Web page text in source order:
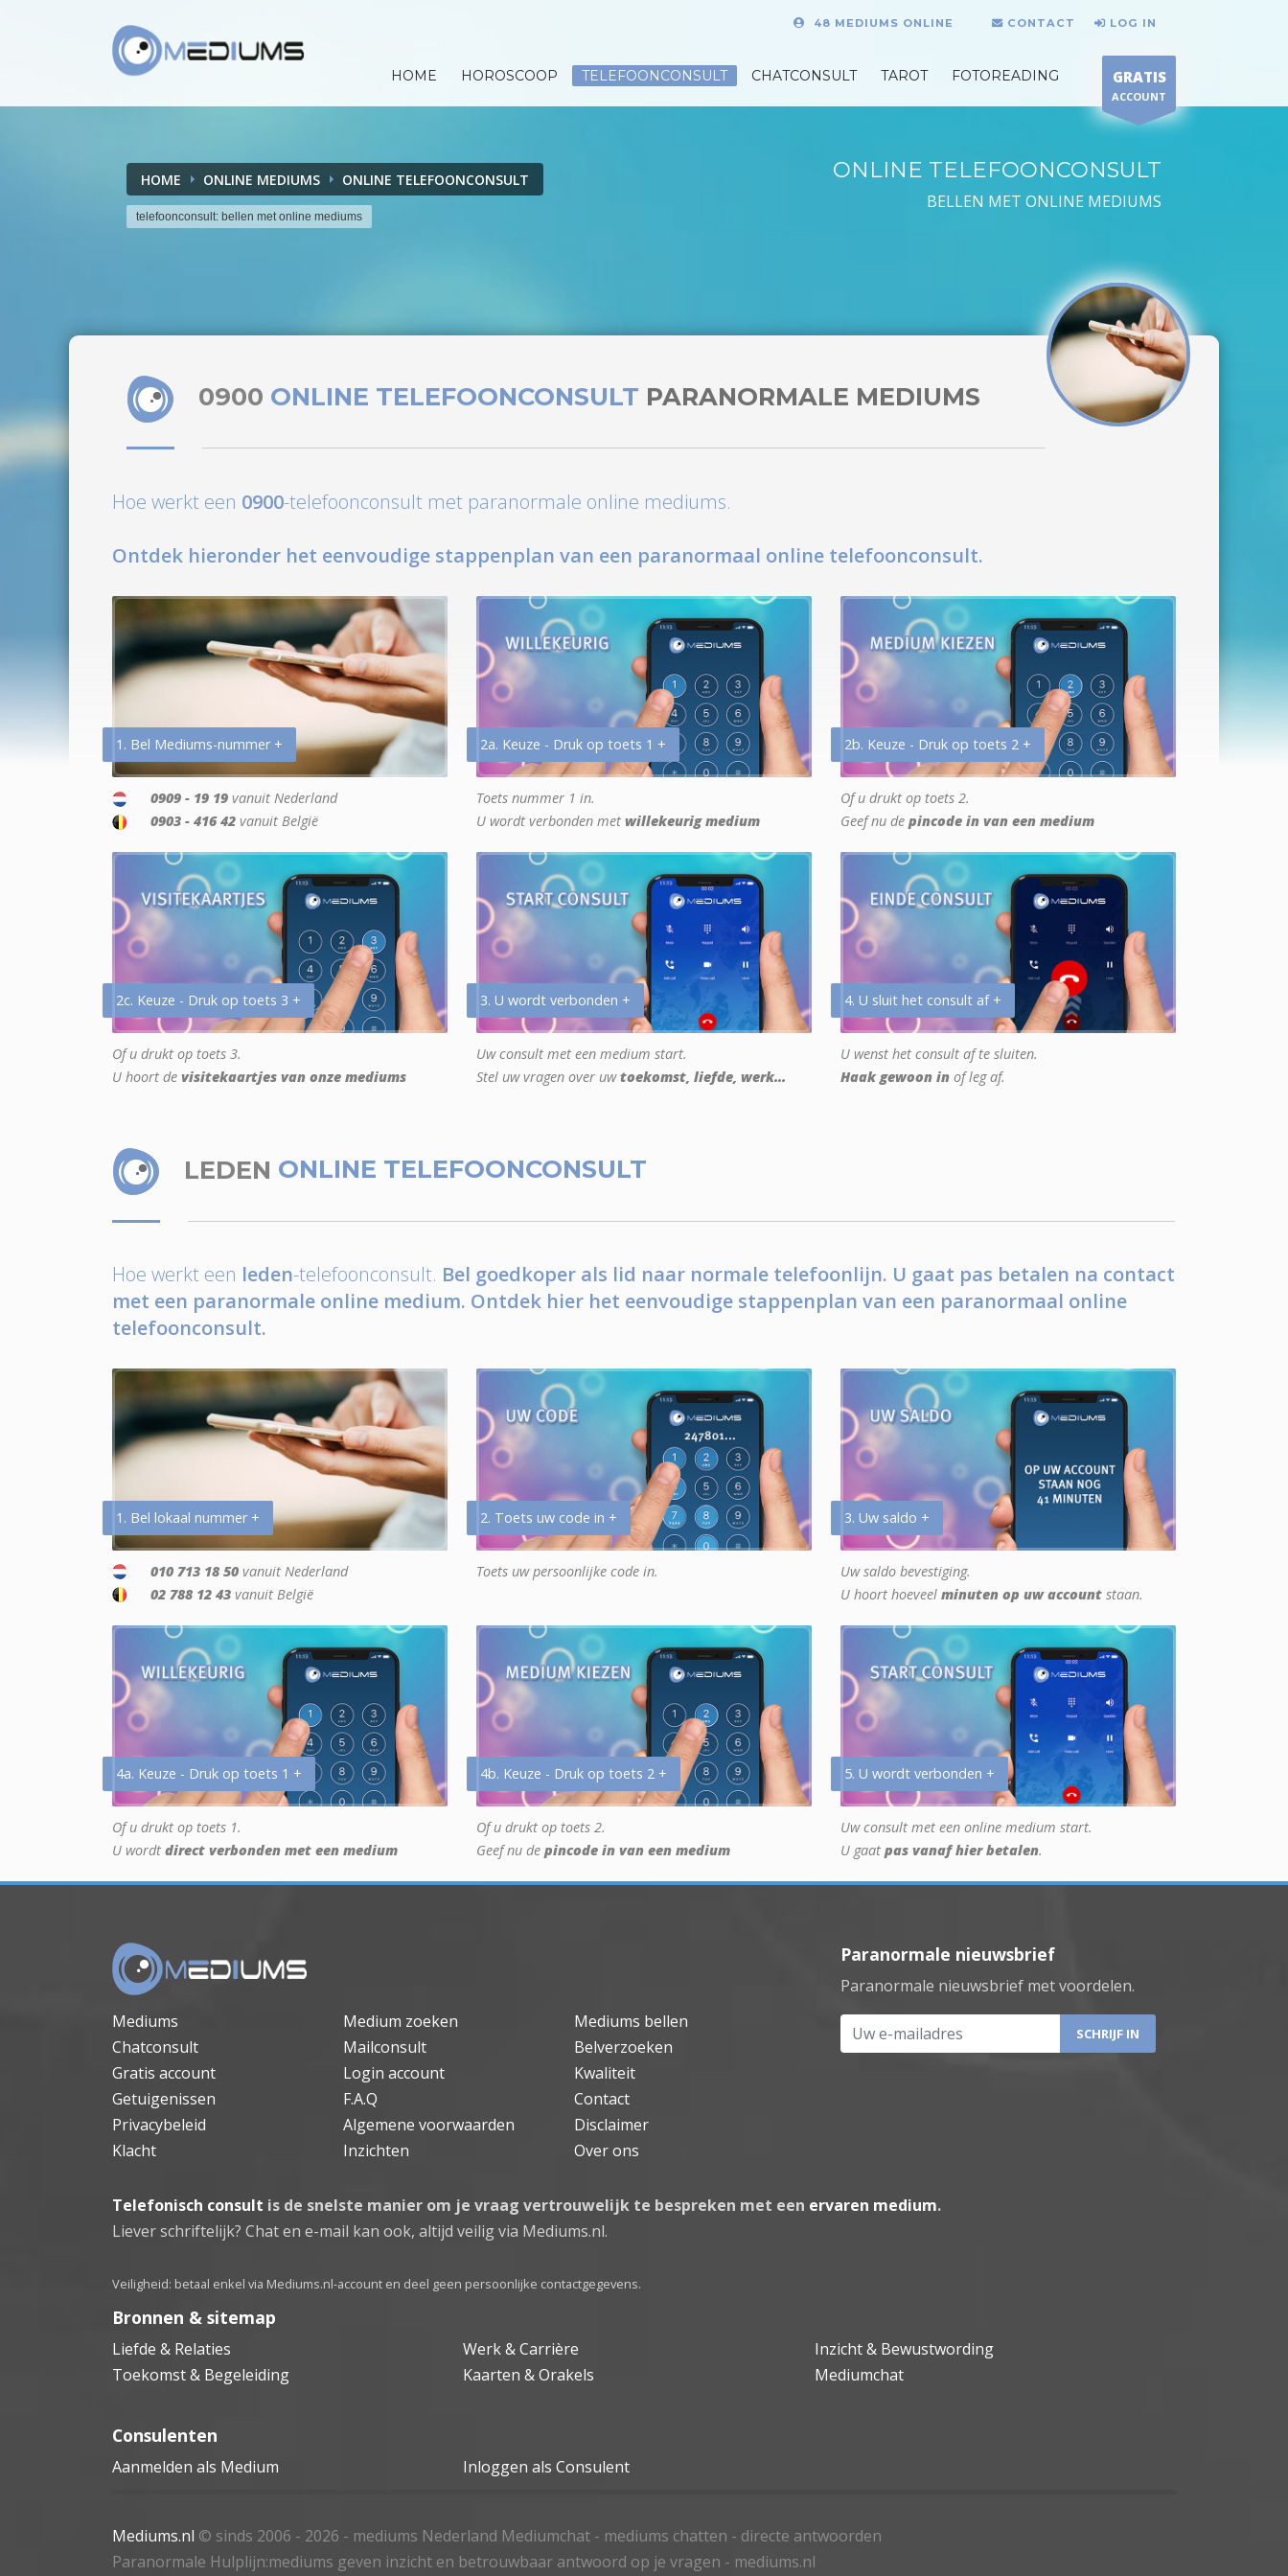
48 MEDIUMS ONLINE CONTACT LOG IN
HOME HOROSCOOP TELEFOONCONSULT CHATCONSULT TAROT FOTOREADING GRATIS
ACCOUNT
HOME ONLINE MEDIUMS ONLINE TELEFOONCONSULT
telefoonconsult: bellen met online mediums
ONLINE TELEFOONCONSULT
BELLEN MET ONLINE MEDIUMS
0900 ONLINE TELEFOONCONSULT PARANORMALE MEDIUMS
Hoe werkt een 0900-telefoonconsult met paranormale online mediums.
Ontdek hieronder het eenvoudige stappenplan van een paranormaal online telefoonconsult.
1. Bel Mediums-nummer +
0909 - 19 19 vanuit Nederland
0903 - 416 42 vanuit België
2a. Keuze - Druk op toets 1 +
Toets nummer 1 in.
U wordt verbonden met willekeurig medium
2b. Keuze - Druk op toets 2 +
Of u drukt op toets 2.
Geef nu de pincode in van een medium
2c. Keuze - Druk op toets 3 +
Of u drukt op toets 3.
U hoort de visitekaartjes van onze mediums
3. U wordt verbonden +
Uw consult met een medium start.
Stel uw vragen over uwtoekomst, liefde, werk...
4. U sluit het consult af +
U wenst het consult af te sluiten.
Haak gewoon in of leg af.
LEDEN ONLINE TELEFOONCONSULT
Hoe werkt een leden-telefoonconsult. Bel goedkoper als lid naar normale telefoonlijn. U gaat pas betalen na contact
met een paranormale online medium. Ontdek hier het eenvoudige stappenplan van een paranormaal online
telefoonconsult.
1. Bel lokaal nummer +
010 713 18 50 vanuit Nederland
02 788 12 43 vanuit België
2. Toets uw code in +
Toets uw persoonlijke code in.
3. Uw saldo +
Uw saldo bevestiging.
U hoort hoeveel minuten op uw account staan.
4a. Keuze - Druk op toets 1 +
Of u drukt op toets 1.
U wordt direct verbonden met een medium
4b. Keuze - Druk op toets 2 +
Of u drukt op toets 2.
Geef nu de pincode in van een medium
5. U wordt verbonden +
Uw consult met een online medium start.
U gaat pas vanaf hier betalen.
Mediums Medium zoeken
Mediums bellen
Chatconsult
Mailconsult
Belverzoeken
Gratis account
Login account
Kwaliteit
Getuigenissen
F.A.Q
Contact
Privacybeleid
Algemene voorwaarden
Disclaimer
Klacht
Inzichten Over ons
Paranormale nieuwsbrief
Paranormale nieuwsbrief met voordelen.
Uw e-mailadres
Telefonisch consult is de snelste manier om je vraag vertrouwelijk te bespreken met een ervaren medium.
Liever schriftelijk? Chat en e-mail kan ook, altijd veilig via Mediums.nl.
Veiligheid: betaal enkel via Mediums.nl-account en deel geen persoonlijke contactgegevens.
Bronnen & sitemap
Liefde & Relaties Werk & Carrière
Inzicht & Bewustwording
Toekomst & Begeleiding
Kaarten & Orakels Mediumchat
Consulenten
Aanmelden als Medium Inloggen als Consulent
Mediums.nl © sinds 2006 - 2026 - mediums Nederland Mediumchat - mediums chatten - directe antwoorden
Paranormale Hulplijn:mediums geven inzicht en betrouwbaar antwoord op je vragen - mediums.nl